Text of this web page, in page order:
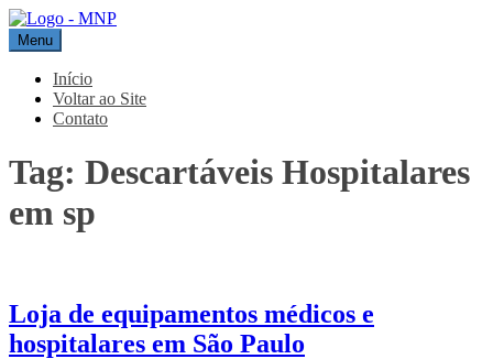
Pular
para
o
conteúdo
MNP
Blog
Menu
Início
Voltar ao Site
Contato
Tag: Descartáveis Hospitalares
em sp
Loja de equipamentos médicos e
hospitalares em São Paulo